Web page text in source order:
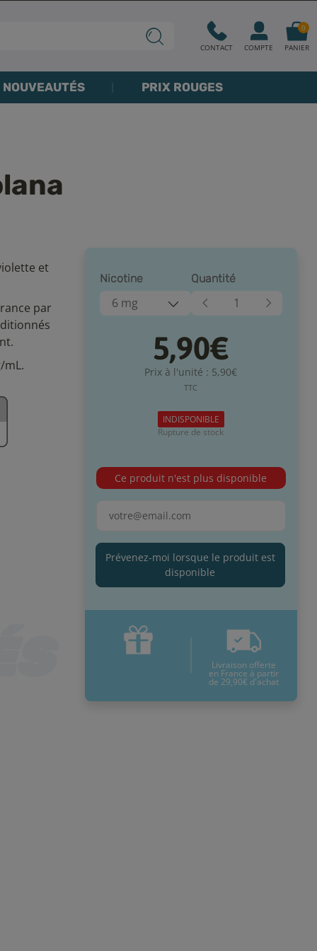
CONTACT COMPTE PANIER
0
NOUVEAUTÉS PRIX ROUGES
et
par
mL.
Nicotine
6 mg
Quantité
5,90€
Prix à l'unité : 5,90€
TTC
INDISPONIBLE
Rupture de stock
Ce produit n'est plus disponible
Prévenez-moi lorsque le produit est
disponible
Livraison offerte
en France à partir
de 29,90€ d'achat